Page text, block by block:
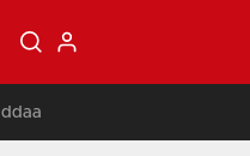
İddaa